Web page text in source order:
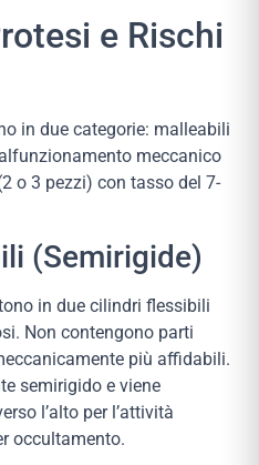
e Rischi
in due categorie: malleabili
meccanico
o 3 pezzi) con tasso del 7-
(Semirigide)
in due cilindri flessibili
Non contengono parti
più affidabili.
semirigido e viene
l’alto per l’attività
occultamento.